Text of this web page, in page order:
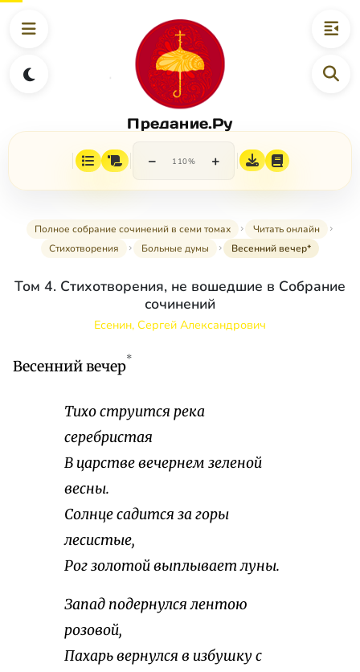
Предание.Ру
− 110% +
Полное собрание сочинений в семи томах
Читать онлайн
Стихотворения
Больные думы Весенний вечер*
Том 4. Стихотворения, не вошедшие в Собрание
сочинений
Есенин, Сергей Александрович
Весенний вечер*
Тихо струится река
серебристая
В царстве вечернем зеленой
весны.
Солнце садится за горы
лесистые,
Рог золотой выплывает луны.
Запад подернулся лентою
розовой,
Пахарь вернулся в избушку с